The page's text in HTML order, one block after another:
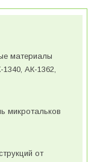
материалы
АК-1362,
микротальков
от